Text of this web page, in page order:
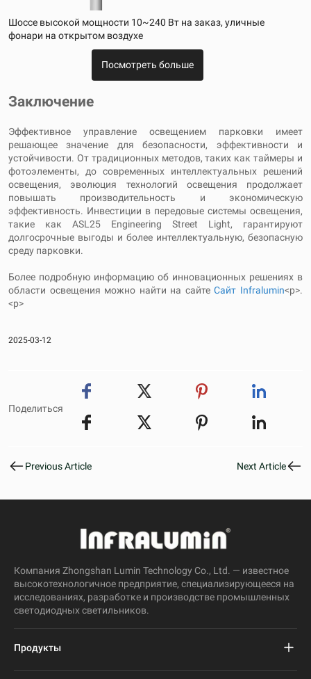
Шоссе высокой мощности 10~240 Вт на заказ, уличные
фонари на открытом воздухе
Посмотреть больше
Заключение
Эффективное управление освещением парковки имеет
решающее значение для безопасности, эффективности и
устойчивости. От традиционных методов, таких как таймеры и
фотоэлементы, до современных интеллектуальных решений
освещения, эволюция технологий освещения продолжает
повышать производительность и экономическую
эффективность. Инвестиции в передовые системы освещения,
такие как ASL25 Engineering Street Light, гарантируют
долгосрочные выгоды и более интеллектуальную, безопасную
среду парковки.
Более подробную информацию об инновационных решениях в
области освещения можно найти на сайте Сайт Infralumin<р>.
<р>
2025-03-12
Поделиться
Previous Article Next Article
Компания Zhongshan Lumin Technology Co., Ltd. — известное
высокотехнологичное предприятие, специализирующееся на
исследованиях, разработке и производстве промышленных
светодиодных светильников.
Продукты